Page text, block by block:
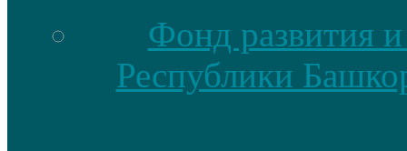
Фонд развития
Республики